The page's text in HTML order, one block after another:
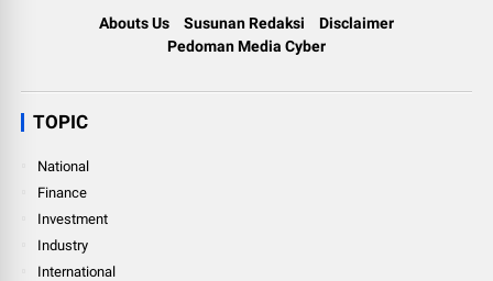
Abouts Us Susunan Redaksi
Disclaimer
Pedoman Media Cyber
TOPIC
National
Finance
Investment
Industry
International